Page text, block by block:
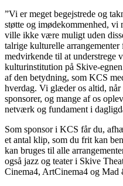
”Vi er meget begejstrede og
støtte og imødekommenhed, vi
ville ikke være muligt uden
talrige kulturelle
medvirkende til at understrege
kulturinstitution på Skive-
af den betydning, som KCS
hverdag. Vi glæder os altid,
sponsorer, og mange af os
netværk og fundament i
Som sponsor i KCS får du,
et antal klip, som du frit kan
kan bruges til alle
også jazz og teater i Skive
Cinema4, ArtCinema4 og